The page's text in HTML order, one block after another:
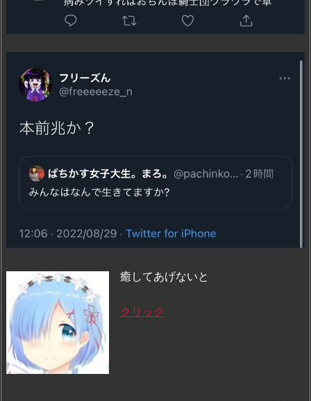
癒してあげないと
クリック